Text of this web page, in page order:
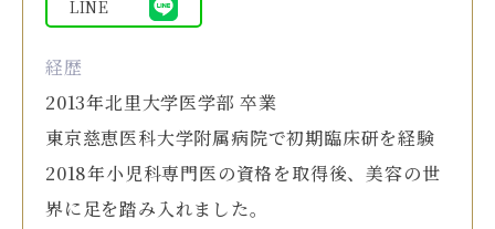
LINE
経歴
2013年北里大学医学部 卒業
東京慈恵医科大学附属病院で初期臨床研を経験
2018年小児科専門医の資格を取得後、美容の世
界に足を踏み入れました。